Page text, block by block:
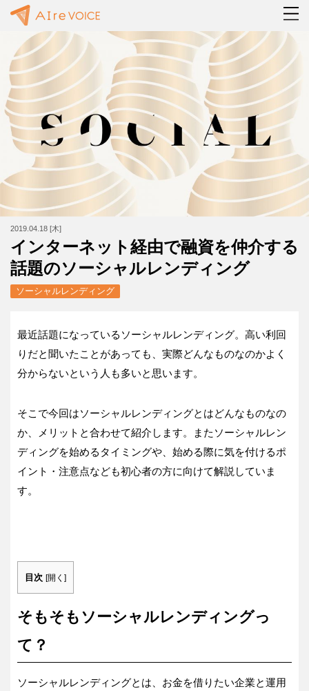
2019.04.18 [木]
インターネット経由で融資を仲介する
話題のソーシャルレンディング
ソーシャルレンディング
最近話題になっているソーシャルレンディング。高い利回
りだと聞いたことがあっても、実際どんなものなのかよく
分からないという人も多いと思います。
そこで今回はソーシャルレンディングとはどんなものなの
か、メリットと合わせて紹介します。またソーシャルレン
ディングを始めるタイミングや、始める際に気を付けるポ
イント・注意点なども初心者の方に向けて解説していま
す。
目次 [開く ]
そもそもソーシャルレンディングっ
て？
ソーシャルレンディングとは、お金を借りたい企業と運用